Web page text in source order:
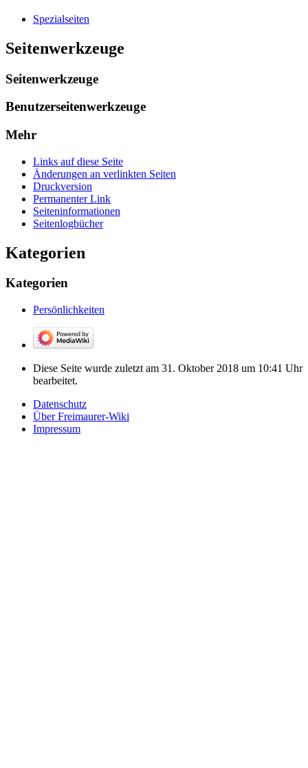
Spezialseiten
Seitenwerkzeuge
Seitenwerkzeuge
Benutzerseitenwerkzeuge
Mehr
Links auf diese Seite
Änderungen an verlinkten Seiten
Druckversion
Permanenter Link
Seiten­­informationen
Seitenlogbücher
Kategorien
Kategorien
Persönlichkeiten
Diese Seite wurde zuletzt am 31. Oktober 2018 um 10:41 Uhr
bearbeitet.
Datenschutz
Über Freimaurer-Wiki
Impressum